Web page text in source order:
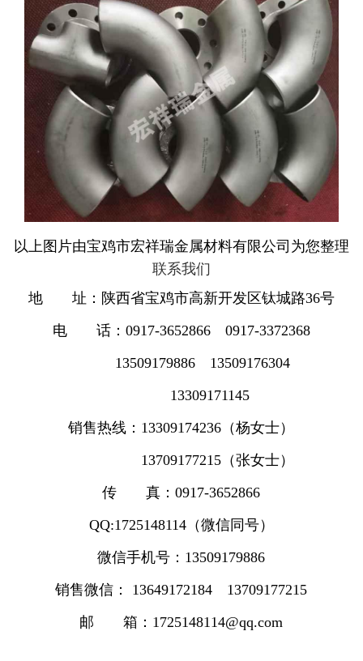
以上图片由宝鸡市宏祥瑞金属材料有限公司为您整理
联系我们
地 址：陕西省宝鸡市高新开发区钛城路36号
电 话：0917-3652866 0917-3372368
13509179886 13509176304
13309171145
销售热线：13309174236（杨女士）
13709177215（张女士）
传 真：0917-3652866
QQ:1725148114（微信同号）
微信手机号：13509179886
销售微信： 13649172184 13709177215
邮 箱：1725148114@qq.com